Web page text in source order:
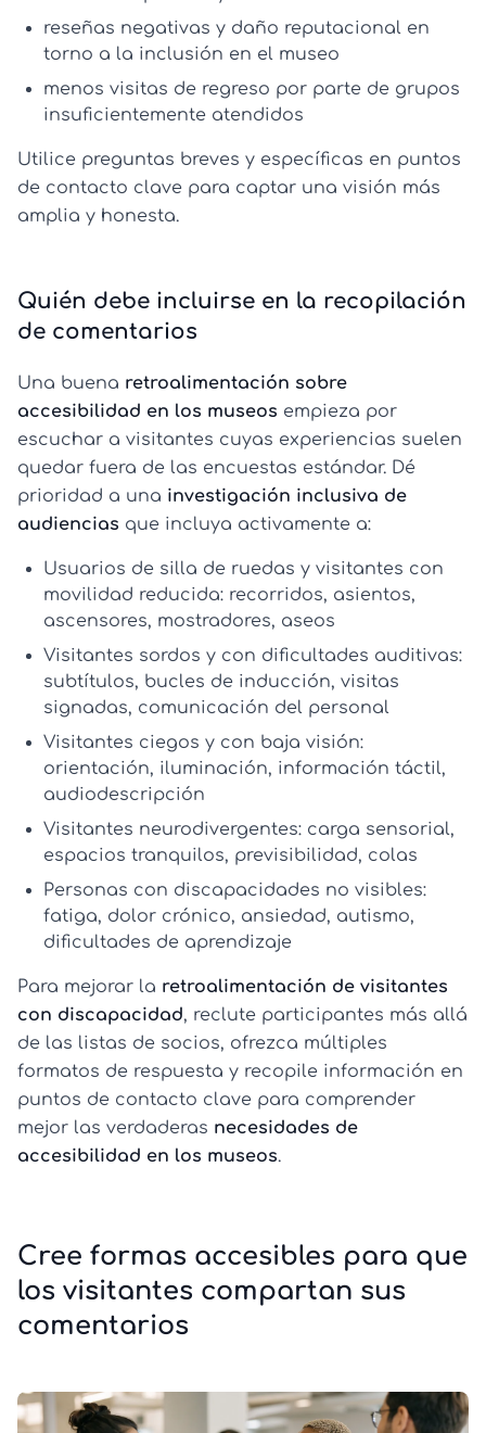
reseñas negativas y daño reputacional en
torno a la inclusión en el museo
menos visitas de regreso por parte de grupos
insuficientemente atendidos
Utilice preguntas breves y específicas en puntos
de contacto clave para captar una visión más
amplia y honesta.
Quién debe incluirse en la recopilación
de comentarios
Una buena retroalimentación sobre
accesibilidad en los museos empieza por
escuchar a visitantes cuyas experiencias suelen
quedar fuera de las encuestas estándar. Dé
prioridad a una investigación inclusiva de
audiencias que incluya activamente a:
Usuarios de silla de ruedas y visitantes con
movilidad reducida: recorridos, asientos,
ascensores, mostradores, aseos
Visitantes sordos y con dificultades auditivas:
subtítulos, bucles de inducción, visitas
signadas, comunicación del personal
Visitantes ciegos y con baja visión:
orientación, iluminación, información táctil,
audiodescripción
Visitantes neurodivergentes: carga sensorial,
espacios tranquilos, previsibilidad, colas
Personas con discapacidades no visibles:
fatiga, dolor crónico, ansiedad, autismo,
dificultades de aprendizaje
Para mejorar la retroalimentación de visitantes
con discapacidad, reclute participantes más allá
de las listas de socios, ofrezca múltiples
formatos de respuesta y recopile información en
puntos de contacto clave para comprender
mejor las verdaderas necesidades de
accesibilidad en los museos.
Cree formas accesibles para que
los visitantes compartan sus
comentarios